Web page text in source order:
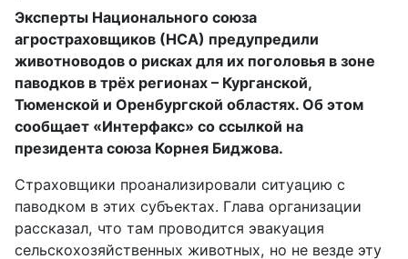
Эксперты Национального союза
агростраховщиков (НСА) предупредили
животноводов о рисках для их поголовья в зоне
паводков в трёх регионах – Курганской,
Тюменской и Оренбургской областях. Об этом
сообщает «Интерфакс» со ссылкой на
президента союза Корнея Биджова.
Страховщики проанализировали ситуацию с
паводком в этих субъектах. Глава организации
рассказал, что там проводится эвакуация
сельскохозяйственных животных, но не везде эту